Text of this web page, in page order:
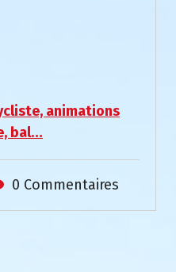
animations
bal…
0 Commentaires